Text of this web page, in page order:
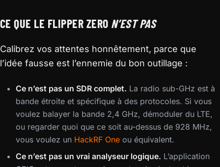
CE QUE LE FLIPPER ZERO N’EST PAS
Calibrez vos attentes honnêtement, parce que
l’idée fausse est l’ennemie du bon outillage :
Ce n’est pas un SDR complet. La radio sub-GHz est à
bande étroite et spécifique à des protocoles. Si vous
voulez balayer la bande 2,4 GHz, démoduler du LTE,
ou regarder quoi que ce soit au-dessus de 928 MHz,
vous voulez un HackRF One ou équivalent.
Ce n’est pas un vrai analyseur logique. L’application